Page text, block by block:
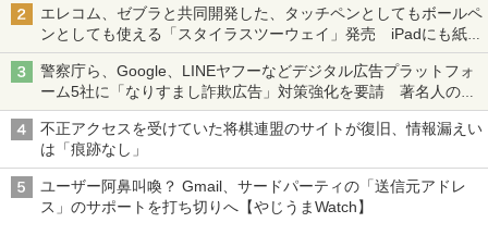
エレコム、ゼブラと共同開発した、タッチペンとしてもボールペ
ンとしても使える「スタイラスツーウェイ」発売 iPadにも紙に
も、持ち替えずに書き込める
警察庁ら、Google、LINEヤフーなどデジタル広告プラットフォ
ーム5社に「なりすまし詐欺広告」対策強化を要請 著名人の写
真や映像を使った投資詐欺などへの対策として
不正アクセスを受けていた将棋連盟のサイトが復旧、情報漏えい
は「痕跡なし」
ユーザー阿鼻叫喚？ Gmail、サードパーティの「送信元アドレ
ス」のサポートを打ち切りへ【やじうまWatch】